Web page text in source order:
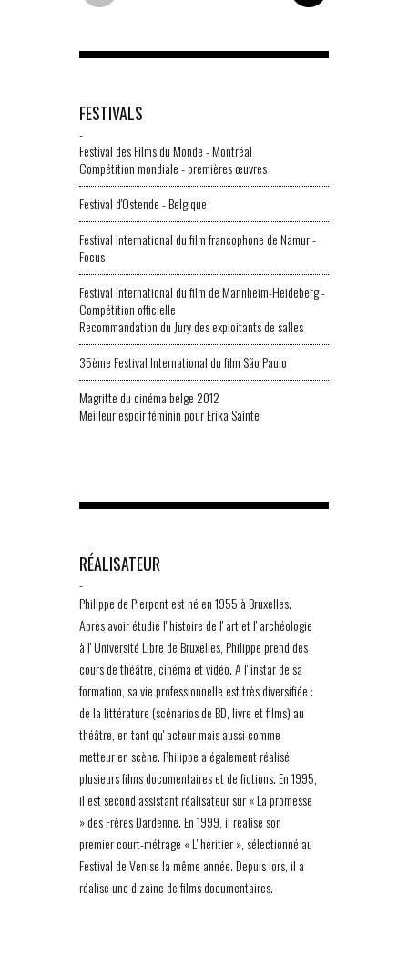
FESTIVALS
-
Festival des Films du Monde - Montréal
Compétition mondiale - premières œuvres
Festival d'Ostende - Belgique
Festival International du film francophone de Namur -
Focus
Festival International du film de Mannheim-Heideberg -
Compétition officielle
Recommandation du Jury des exploitants de salles
35ème Festival International du film São Paulo
Magritte du cinéma belge 2012
Meilleur espoir féminin pour Erika Sainte
RÉALISATEUR
-
Philippe de Pierpont est né en 1955 à Bruxelles.
Après avoir étudié lʼhistoire de lʼart et lʼarchéologie
à lʼUniversité Libre de Bruxelles, Philippe prend des
cours de théâtre, cinéma et vidéo. A lʼinstar de sa
formation, sa vie professionnelle est très diversifiée :
de la littérature (scénarios de BD, livre et films) au
théâtre, en tant quʼacteur mais aussi comme
metteur en scène. Philippe a également réalisé
plusieurs films documentaires et de fictions. En 1995,
il est second assistant réalisateur sur « La promesse
» des Frères Dardenne. En 1999, il réalise son
premier court-métrage « Lʼhéritier », sélectionné au
Festival de Venise la même année. Depuis lors, il a
réalisé une dizaine de films documentaires.